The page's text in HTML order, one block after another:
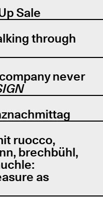
Sale
through
never
ruocco,
brechbühl,
as